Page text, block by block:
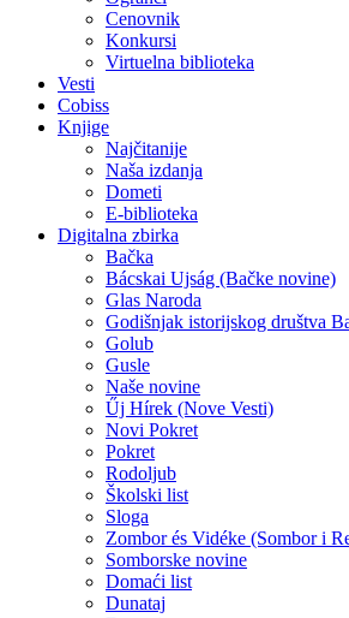
Cenovnik
Konkursi
Virtuelna biblioteka
Vesti
Cobiss
Knjige
Najčitanije
Naša izdanja
Dometi
E-biblioteka
Digitalna zbirka
Bačka
Bácskai Ujság (Bačke novine)
Glas Naroda
Godišnjak istorijskog društva
Golub
Gusle
Naše novine
Űj Hírek (Nove Vesti)
Novi Pokret
Pokret
Rodoljub
Školski list
Sloga
Zombor és Vidéke (Sombor i
Somborske novine
Domaći list
Dunataj